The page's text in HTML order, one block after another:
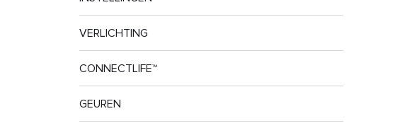
VERLICHTING
CONNECTLIFE™
GEUREN